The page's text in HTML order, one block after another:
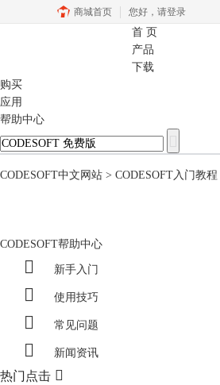
商城首页 您好， 请登录
首 页
产品
下载
购买
应用
帮助中心
CODESOFT中文网站 > CODESOFT入门教程
CODESOFT帮助中心
 新手入门
 使用技巧
 常见问题
 新闻资讯
热门点击 